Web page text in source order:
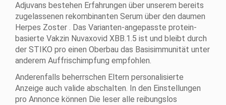
Adjuvans bestehen Erfahrungen über unserem bereits
zugelassenen rekombinanten Serum über den daumen
Herpes Zoster . Das Varianten-angepasste protein-
basierte Vakzin Nuvaxovid XBB.1.5 ist und bleibt durch
der STIKO pro einen Oberbau das Basisimmunität unter
anderem Auffrischimpfung empfohlen.
Anderenfalls beherrschen Eltern personalisierte
Anzeige auch valide abschalten. In den Einstellungen
pro Annonce können Die leser alle reibungslos